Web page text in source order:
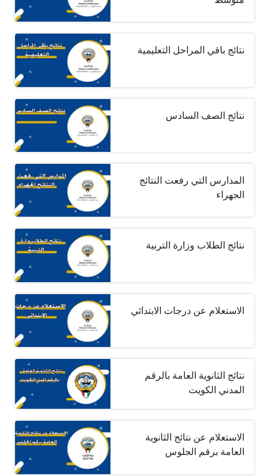
نتائج باقي المراحل التعليمية
نتائج الصف السادس
المدارس التي رفعت النتائج
الجهراء
نتائج الطلاب وزارة التربية
الاستعلام عن درجات الابتدائي
نتائج الثانوية العامة بالرقم
المدني الكويت
الاستعلام عن نتائج الثانوية
العامة برقم الجلوس